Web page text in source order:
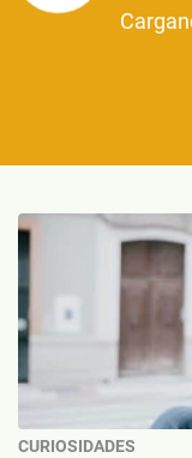
CURIOSIDADES